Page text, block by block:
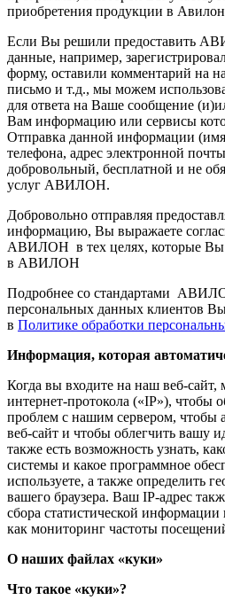
приобретения продукции в
Если Вы решили предоставить
данные, например,
форму, оставили комментарий на
письмо и т.д., мы можем
для ответа на Ваше сообщение
Вам информацию или сервисы
Отправка данной информации
телефона, адрес электронной
добровольный, бесплатной и не
услуг АВИЛОН.
Добровольно отправляя
информацию, Вы выражаете
АВИЛОН в тех целях, которые Вы
в АВИЛОН
Подробнее со стандартами
персональных данных клиентов
в Политике обработки
Информация, которая
Когда вы входите на наш веб-
интернет-протокола («IP»), чтобы
проблем с нашим сервером, чтобы
веб-сайт и чтобы облегчить вашу
также есть возможность узнать,
системы и какое программное
используете, а также определить
вашего браузера. Ваш IP-адрес
сбора статистической
как мониторинг частоты
О наших файлах «куки»
Что такое «куки»?